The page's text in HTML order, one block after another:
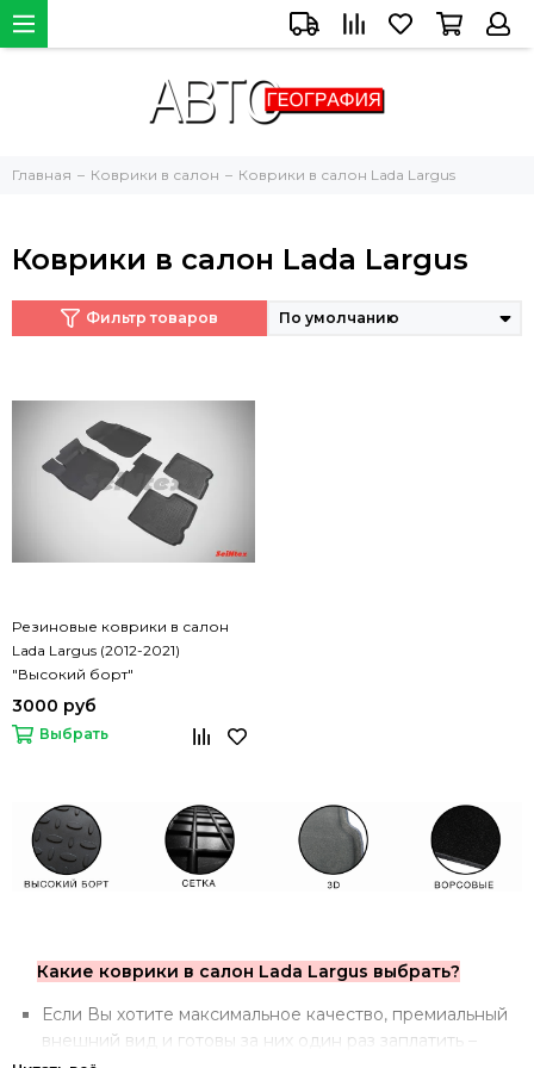
Главная Коврики в салон Коврики в салон Lada Largus
Коврики в салон Lada Largus
Фильтр товаров
Резиновые коврики в салон
Lada Largus (2012-2021)
"Высокий борт"
3000 руб
Выбрать
Какие коврики в салон Lada Largus выбрать?
Если Вы хотите максимальное качество, премиальный
внешний вид и готовы за них один раз заплатить –